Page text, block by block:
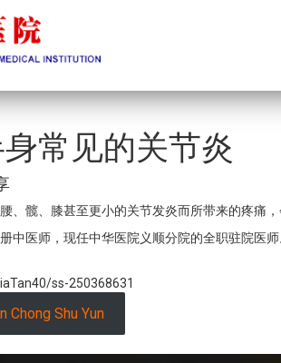
常见的关节炎
、髋、膝甚至更小的关节发炎而所带来的疼痛
中医师，现任中华医院义顺分院的全职驻院医
ss-250368631
Chong Shu Yun